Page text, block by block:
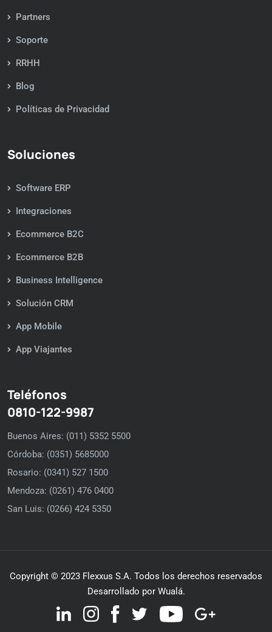
Partners
Soporte
RRHH
Blog
Políticas de Privacidad
Soluciones
Software ERP
Integraciones
Ecommerce B2C
Ecommerce B2B
Business Intelligence
Solución CRM
App Mobile
App Viajantes
Teléfonos
0810-122-9987
Buenos Aires: (011) 5352 5500
Córdoba: (0351) 5685000
Rosario: (0341) 527 1500
Mendoza: (0261) 476 0400
San Luis: (0266) 424 5350
Copyright © 2023 Flexxus S.A. Todos los derechos reservados
Desarrollado por Wualá.